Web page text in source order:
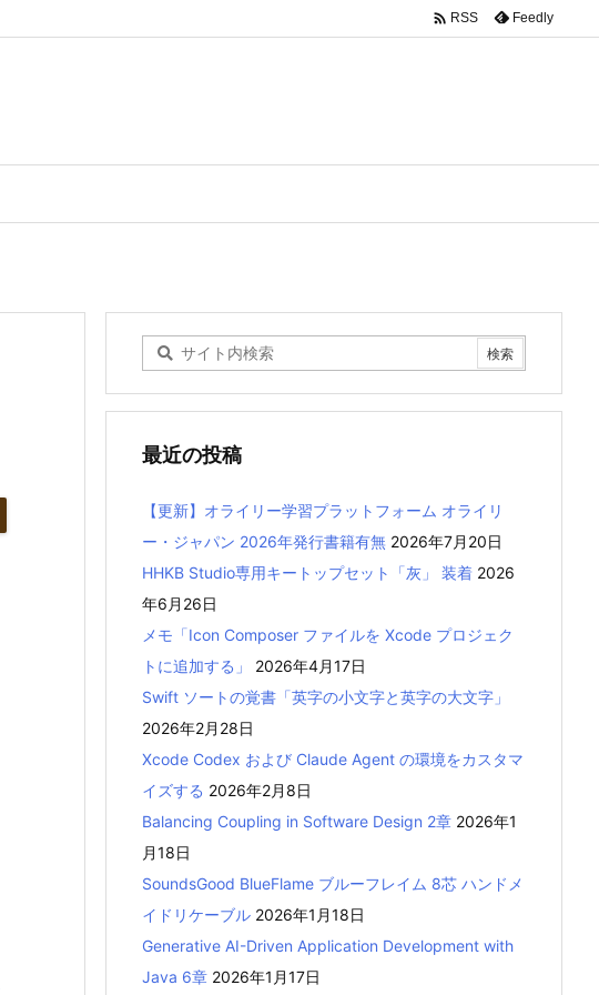
 RSS Feedly
最近の投稿
【更新】オライリー学習プラットフォーム オライリ
ー・ジャパン 2026年発行書籍有無 2026年7月20日
HHKB Studio専用キートップセット「灰」 装着 2026
年6月26日
メモ「Icon Composer ファイルを Xcode プロジェク
トに追加する」
2026年4月17日
Swift ソートの覚書「英字の小文字と英字の大文字」
2026年2月28日
Xcode Codex および Claude Agent の環境をカスタマ
イズする 2026年2月8日
Balancing Coupling in Software Design 2章 2026年1
月18日
SoundsGood BlueFlame ブルーフレイム 8芯 ハンドメ
イドリケーブル 2026年1月18日
Generative AI-Driven Application Development with
Java 6章 2026年1月17日